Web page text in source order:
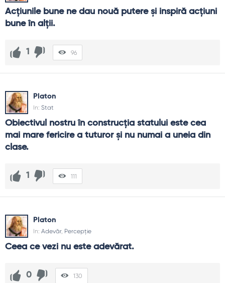
Acţiunile bune ne dau nouă putere şi inspiră acţiuni
bune în alţii.
1 96
Platon
In: Stat
Obiectivul nostru în construcţia statului este cea
mai mare fericire a tuturor şi nu numai a uneia din
clase.
1 111
Platon
In: Adevăr, Percepție
Ceea ce vezi nu este adevărat.
0 130